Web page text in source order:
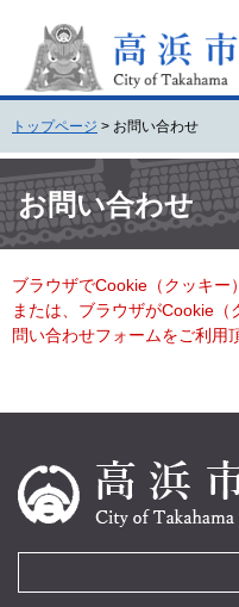
頭
で
す
。
飛
ば
し
て
本
へ
トップページ > お問い合わせ
文 お問い合わせ
ブラウザでCookie（クッキー
または、ブラウザがCookie
問い合わせフォームをご利用